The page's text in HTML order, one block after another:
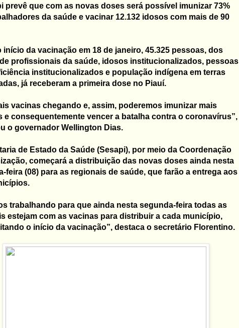
prevê que com as novas doses será possível imunizar 73%
da saúde e vacinar 12.132 idosos com mais de 90
início da vacinação em 18 de janeiro, 45.325 pessoas, dos
profissionais da saúde, idosos institucionalizados, pessoas
institucionalizados e população indígena em terras
já receberam a primeira dose no Piauí.
vacinas chegando e, assim, poderemos imunizar mais
e consequentemente vencer a batalha contra o coronavírus”,
o governador Wellington Dias.
de Estado da Saúde (Sesapi), por meio da Coordenação
começará a distribuição das novas doses ainda nesta
feira (08) para as regionais de saúde, que farão a entrega aos
trabalhando para que ainda nesta segunda-feira todas as
estejam com as vacinas para distribuir a cada município,
o início da vacinação”, destaca o secretário Florentino.